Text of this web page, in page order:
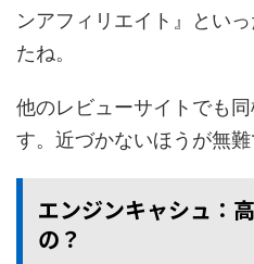
ンアフィリエイト』とい
たね。
他のレビューサイトでも
す。近づかないほうが無難
エンジンキャシュ：
の？